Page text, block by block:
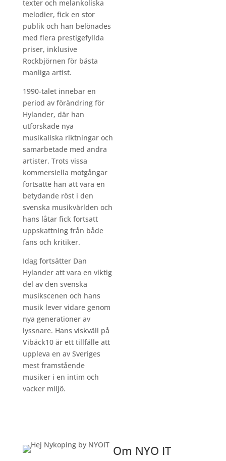
texter och melankoliska
melodier, fick en stor
publik och han belönades
med flera prestigefyllda
priser, inklusive
Rockbjörnen för bästa
manliga artist.
1990-talet innebar en
period av förändring för
Hylander, där han
utforskade nya
musikaliska riktningar och
samarbetade med andra
artister. Trots vissa
kommersiella motgångar
fortsatte han att vara en
betydande röst i den
svenska musikvärlden och
hans låtar fick fortsatt
uppskattning från både
fans och kritiker.
Idag fortsätter Dan
Hylander att vara en viktig
del av den svenska
musikscenen och hans
musik lever vidare genom
nya generationer av
lyssnare. Hans viskväll på
Vibäck10 är ett tillfälle att
uppleva en av Sveriges
mest framstående
musiker i en intim och
vacker miljö.
Om NYO IT